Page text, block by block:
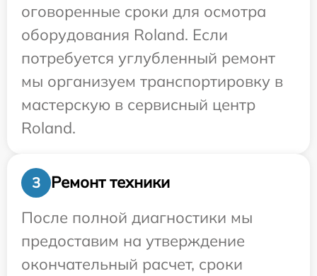
оговоренные сроки для осмотра
оборудования Roland. Если
потребуется углубленный ремонт
мы организуем транспортировку в
мастерскую в сервисный центр
Roland.
3
Ремонт техники
После полной диагностики мы
предоставим на утверждение
окончательный расчет, сроки